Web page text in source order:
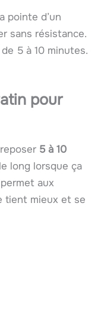
pointe d’un
sans résistance.
5 à 10 minutes.
pour
5 à 10
long lorsque ça
aux
tient mieux et se